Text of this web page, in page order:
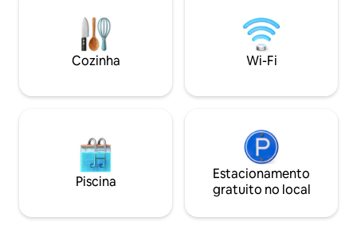
SUVs podem ser
de fora) ✈️ 30 minutos para o
Aeroporto/Hitech
anfitriã mora no
de privacidade no
Cozinha Wi-Fi
Piscina
Estacionamento
gratuito no local